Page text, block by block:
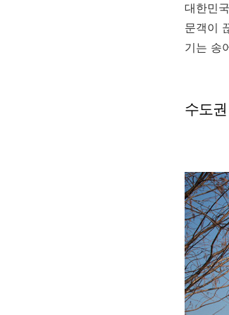
대한민
문객이
기는 송
수도